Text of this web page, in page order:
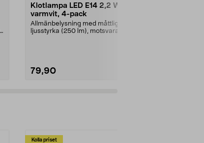
Klotlampa LED E14 2,2 W,
varmvit, 4-pack
Allmänbelysning med måttlig
ljusstyrka (250 lm), motsvarar 25
79,90
Kolla priset